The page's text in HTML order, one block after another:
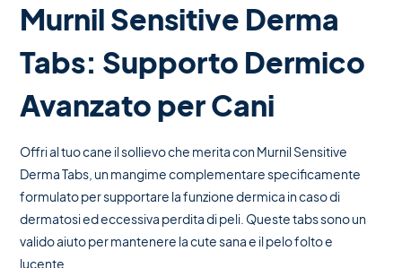
Murnil Sensitive Derma
Tabs: Supporto Dermico
Avanzato per Cani
Offri al tuo cane il sollievo che merita con Murnil Sensitive
Derma Tabs, un mangime complementare specificamente
formulato per supportare la funzione dermica in caso di
dermatosi ed eccessiva perdita di peli. Queste tabs sono un
valido aiuto per mantenere la cute sana e il pelo folto e
lucente.